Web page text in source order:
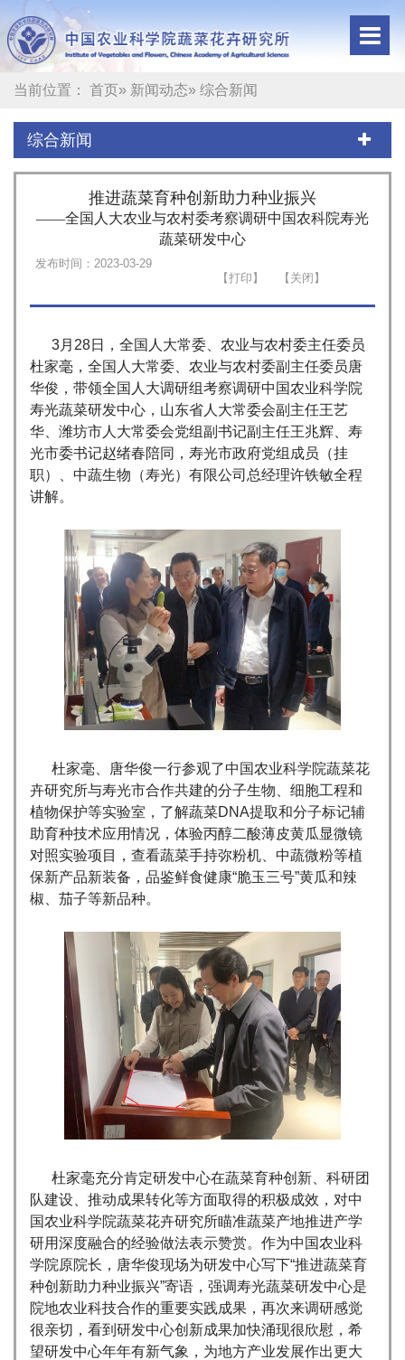
当前位置： 首页» 新闻动态» 综合新闻
综合新闻
推进蔬菜育种创新助力种业振兴
——全国人大农业与农村委考察调研中国农科院寿光
蔬菜研发中心
发布时间：2023-03-29
3月28日，全国人大常委、农业与农村委主任委员
杜家毫，全国人大常委、农业与农村委副主任委员唐
华俊，带领全国人大调研组考察调研中国农业科学院
寿光蔬菜研发中心，山东省人大常委会副主任王艺
华、潍坊市人大常委会党组副书记副主任王兆辉、寿
光市委书记赵绪春陪同，寿光市政府党组成员（挂
职）、中蔬生物（寿光）有限公司总经理许铁敏全程
讲解。
杜家毫、唐华俊一行参观了中国农业科学院蔬菜花
卉研究所与寿光市合作共建的分子生物、细胞工程和
植物保护等实验室，了解蔬菜DNA提取和分子标记辅
助育种技术应用情况，体验丙醇二酸薄皮黄瓜显微镜
对照实验项目，查看蔬菜手持弥粉机、中蔬微粉等植
保新产品新装备，品鉴鲜食健康“脆玉三号”黄瓜和辣
椒、茄子等新品种。
杜家毫充分肯定研发中心在蔬菜育种创新、科研团
队建设、推动成果转化等方面取得的积极成效，对中
国农业科学院蔬菜花卉研究所瞄准蔬菜产地推进产学
研用深度融合的经验做法表示赞赏。作为中国农业科
学院原院长，唐华俊现场为研发中心写下“推进蔬菜育
种创新助力种业振兴”寄语，强调寿光蔬菜研发中心是
院地农业科技合作的重要实践成果，再次来调研感觉
很亲切，看到研发中心创新成果加快涌现很欣慰，希
望研发中心年年有新气象，为地方产业发展作出更大